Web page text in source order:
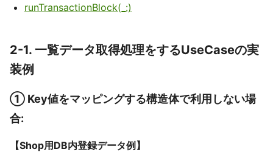
runTransactionBlock(_:)
2-1. 一覧データ取得処理をするUseCaseの実
装例
① Key値をマッピングする構造体で利用しない場
合:
【Shop用DB内登録データ例】